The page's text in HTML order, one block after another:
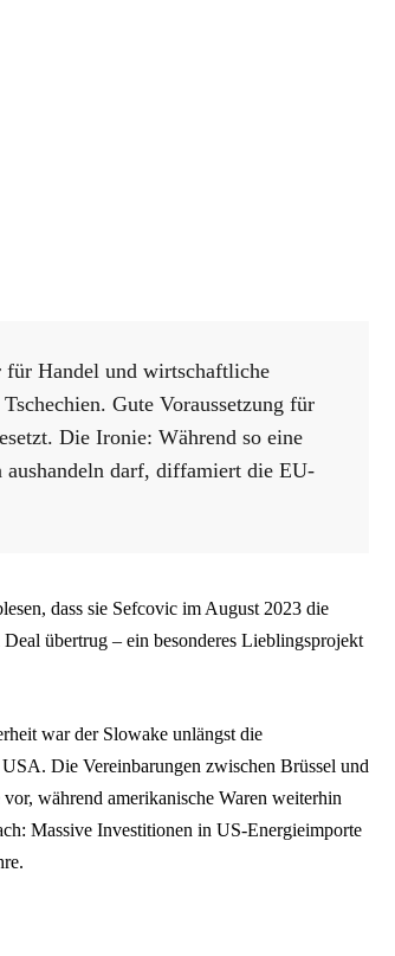
für Handel und wirtschaftliche
Gute Voraussetzung für
Die Ironie: Während so eine
aushandeln darf, diffamiert die EU-
dass sie Sefcovic im August 2023 die
übertrug – ein besonderes Lieblingsprojekt
war der Slowake unlängst die
Die Vereinbarungen zwischen Brüssel und
während amerikanische Waren weiterhin
Massive Investitionen in US-Energieimporte